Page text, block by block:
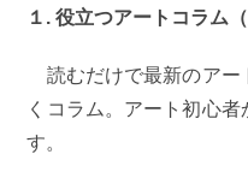
１. 役立つアートコラム
読むだけで最新のアー
くコラム。アート初心
す。